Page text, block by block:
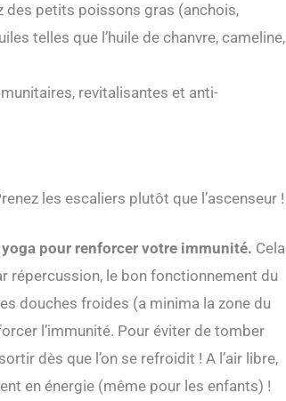
des petits poissons gras (anchois,
telles que l’huile de chanvre, cameline,
revitalisantes et anti-
les escaliers plutôt que l’ascenseur !
pour renforcer votre immunité. Cela
répercussion, le bon fonctionnement du
douches froides (a minima la zone du
l’immunité. Pour éviter de tomber
dès que l’on se refroidit ! A l’air libre,
en énergie (même pour les enfants) !